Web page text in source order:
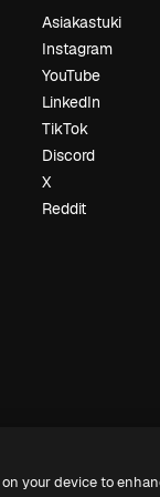
Asiakastuki
Instagram
YouTube
LinkedIn
TikTok
Discord
X
Reddit
your device to